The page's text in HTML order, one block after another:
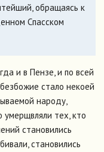
обращаясь к
Спасском
и в Пензе, и по всей
стало некоей
народу,
умерщвляли тех, кто
становились
становились